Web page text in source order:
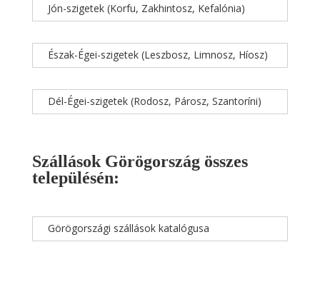
Jón-szigetek (Korfu, Zakhintosz, Kefalónia)
Észak-Égei-szigetek (Leszbosz, Limnosz, Híosz)
Dél-Égei-szigetek (Rodosz, Párosz, Szantoríni)
Szállások Görögország összes
településén:
Görögországi szállások katalógusa